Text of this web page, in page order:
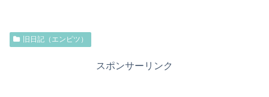
旧日記（エンピツ）
スポンサーリンク